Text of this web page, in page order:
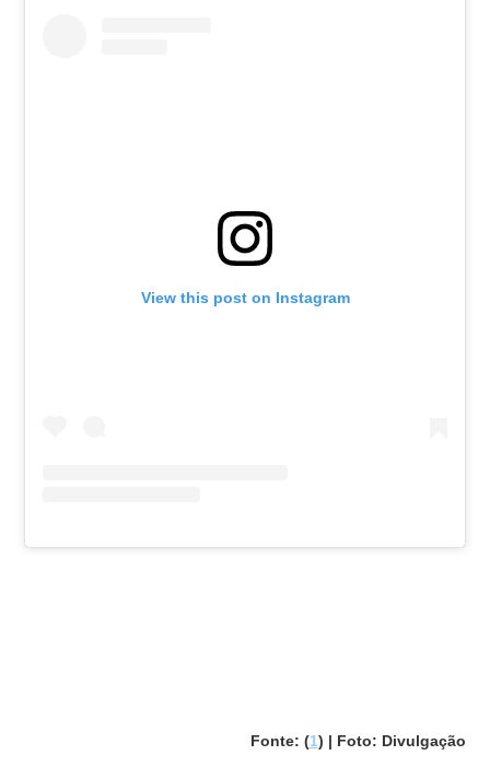
View this post on Instagram
Fonte: (1) | Foto: Divulgação